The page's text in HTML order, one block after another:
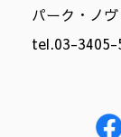
パーク・ノ
tel.03-3405-